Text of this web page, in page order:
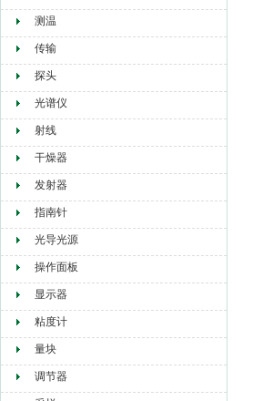
测温
传输
探头
光谱仪
射线
干燥器
发射器
指南针
光导光源
操作面板
显示器
粘度计
量块
调节器